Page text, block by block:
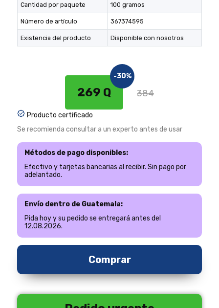
Cantidad por paquete 100 gramos
Número de artículo 367374595
Existencia del producto Disponible con nosotros
269 Q
-30%
384
Producto certificado
Se recomienda consultar a un experto antes de usar
Métodos de pago disponibles:
Efectivo y tarjetas bancarias al recibir. Sin pago por
adelantado.
Envío dentro de Guatemala:
Pida hoy y su pedido se entregará antes del
12.08.2026.
Comprar